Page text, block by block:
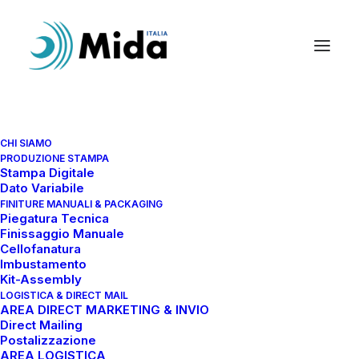
CHI SIAMO
PRODUZIONE STAMPA
Stampa Digitale
Dato Variabile
FINITURE MANUALI & PACKAGING
Piegatura Tecnica
Finissaggio Manuale
Cellofanatura
Imbustamento
Kit-Assembly
LOGISTICA & DIRECT MAIL
AREA DIRECT MARKETING & INVIO
Direct Mailing
Postalizzazione
AREA LOGISTICA